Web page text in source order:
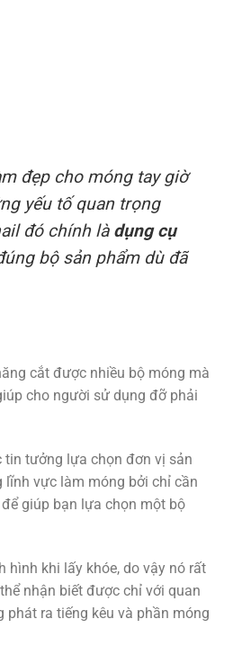
đẹp cho móng tay giờ
yếu tố quan trọng
đó chính là dụng cụ
bộ sản phẩm dù đã
cắt được nhiều bộ móng mà
cho người sử dụng đỡ phải
tin tưởng lựa chọn đơn vị sản
lĩnh vực làm móng bởi chỉ cần
giúp bạn lựa chọn một bộ
hình khi lấy khóe, do vậy nó rất
nhận biết được chỉ với quan
phát ra tiếng kêu và phần móng